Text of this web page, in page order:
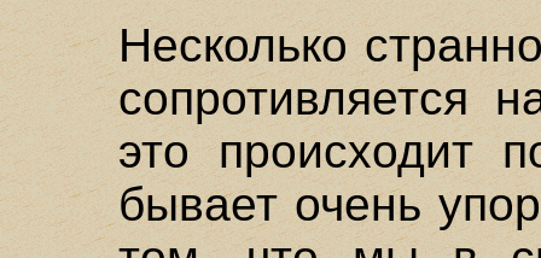
Несколько
сопротивляется
это происходит
бывает очень